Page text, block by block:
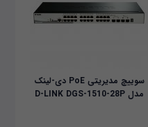
سوییچ مدیریتی PoE دی-لینک
مدل D-LINK DGS-1510-28P